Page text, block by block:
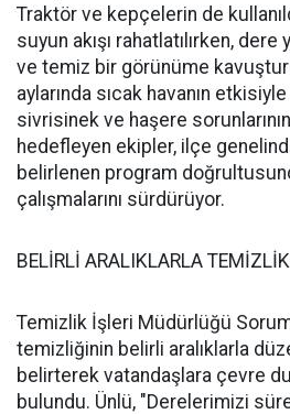
Traktör ve kepçelerin de
suyun akışı rahatlatılırken, dere
ve temiz bir görünüme
aylarında sıcak havanın
sivrisinek ve haşere
hedefleyen ekipler, ilçe
belirlenen program
çalışmalarını sürdürüyor.
BELİRLİ ARALIKLARLA
Temizlik İşleri Müdürlüğü
temizliğinin belirli aralıklarla
belirterek vatandaşlara çevre
bulundu. Ünlü, "Derelerimizi